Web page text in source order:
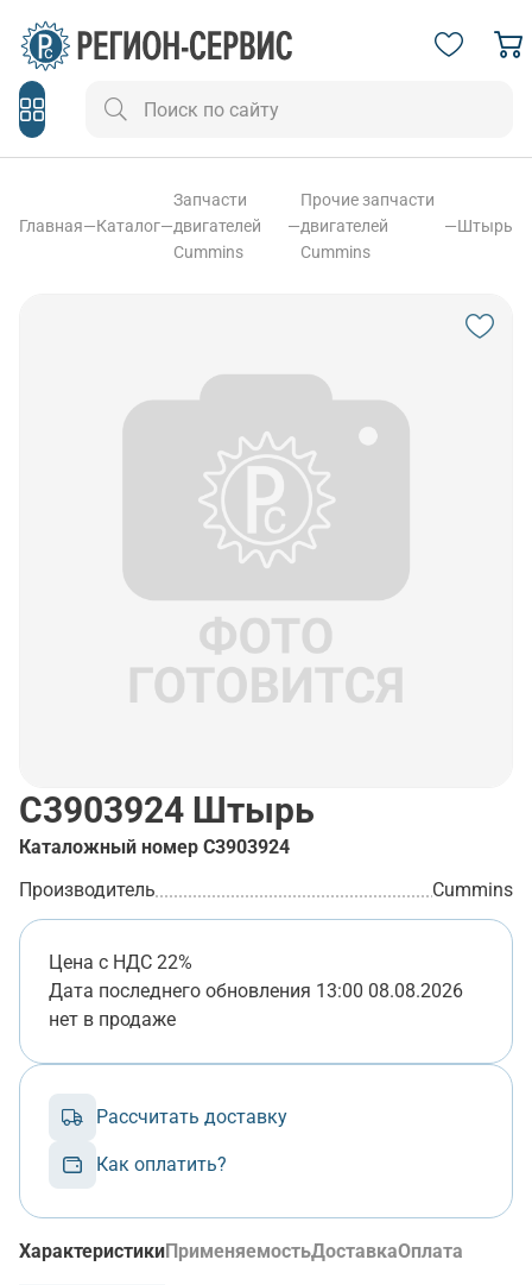
Главная—Каталог—
Запчасти
двигателей
Cummins
—
Прочие запчасти
двигателей
Cummins
—Штырь
C3903924 Штырь
Каталожный номер C3903924
Производитель
Cummins
Цена с НДС 22%
Дата последнего обновления 13:00 08.08.2026
нет в продаже
Рассчитать доставку
Как оплатить?
Характеристики
(активная вкладка)
ПрименяемостьДоставкаОплата